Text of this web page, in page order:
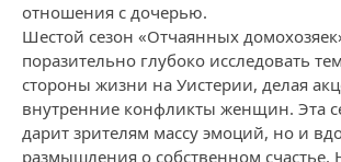
отношения с дочерью.
Шестой сезон «Отчаянных
поразительно глубоко исследовать
стороны жизни на Уистерии, делая
внутренние конфликты женщин. Эта
дарит зрителям массу эмоций, но и
размышления о собственном счастье.